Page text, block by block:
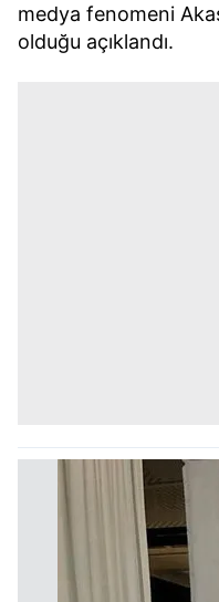
medya fenomeni
olduğu açıklandı.